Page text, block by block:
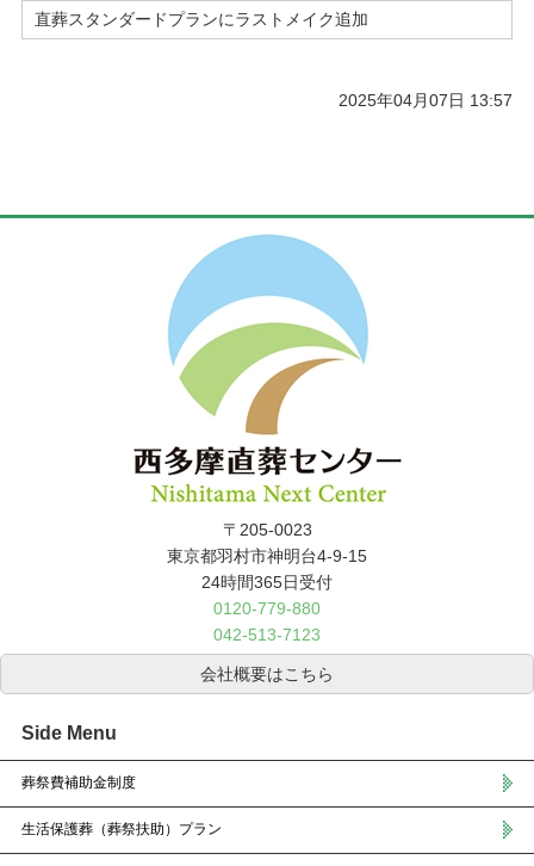
直葬スタンダードプランにラストメイク追加
2025年04月07日 13:57
〒205-0023
東京都羽村市神明台4-9-15
24時間365日受付
0120-779-880
042-513-7123
会社概要はこちら
Side Menu
葬祭費補助金制度
生活保護葬（葬祭扶助）プラン